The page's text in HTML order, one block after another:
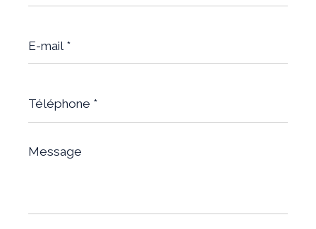
mail
*
*
Message
*